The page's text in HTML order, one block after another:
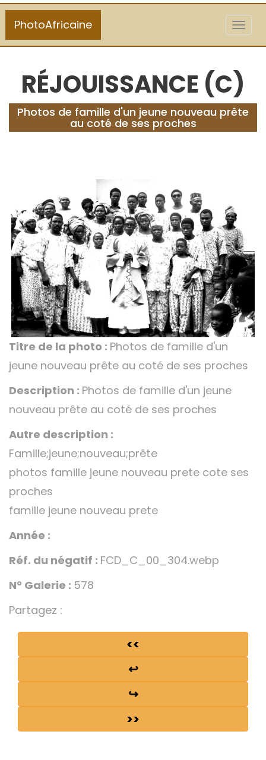
PhotoAfricaine
RÉJOUISSANCE (C)
Photos de famille d'un jeune nouveau prête
au coté de ses proches
Titre de la photo : Photos de famille d'un
jeune nouveau prête au coté de ses proches
Description : Photos de famille d'un jeune
nouveau prête au coté de ses proches
Autre description :
Famille;jeune;nouveau;prête
photos famille jeune nouveau prete cote ses
proches
famille jeune nouveau prete
Année :
Réf. du négatif : FCD_C_00_304.webp
N° Galerie : 578
Partagez :
<<
↩
↪
>>